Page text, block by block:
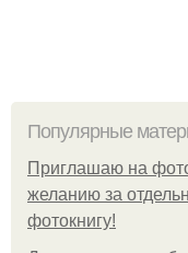
Популярные
Приглашаю на
желанию за
фотокнигу!